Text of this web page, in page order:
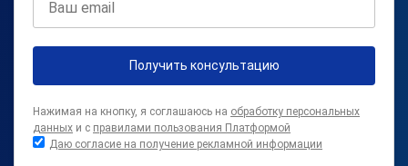
Получить консультацию
Нажимая на кнопку, я соглашаюсь на обработку персональных
данных и с правилами пользования Платформой
Даю согласие на получение рекламной информации